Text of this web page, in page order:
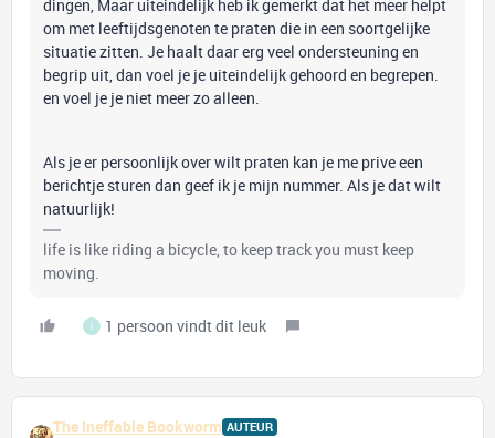
dingen, Maar uiteindelijk heb ik gemerkt dat het meer helpt
om met leeftijdsgenoten te praten die in een soortgelijke
situatie zitten. Je haalt daar erg veel ondersteuning en
begrip uit, dan voel je je uiteindelijk gehoord en begrepen.
en voel je je niet meer zo alleen.
Als je er persoonlijk over wilt praten kan je me prive een
berichtje sturen dan geef ik je mijn nummer. Als je dat wilt
natuurlijk!
life is like riding a bicycle, to keep track you must keep
moving.
I 1 persoon vindt dit leuk
The Ineffable Bookworm AUTEUR